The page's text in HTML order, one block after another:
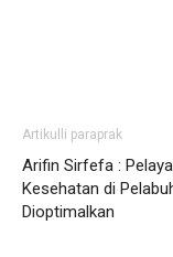
Artikulli paraprak
Arifin Sirfefa :
Kesehatan di
Dioptimalkan